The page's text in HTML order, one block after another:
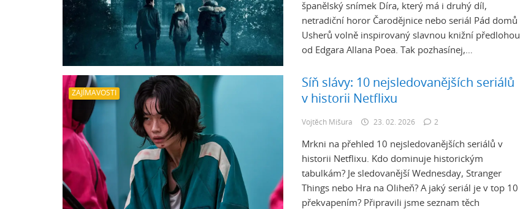
španělský snímek Díra, který má i druhý díl,
netradiční horor Čarodějnice nebo seriál Pád domů
Usherů volně inspirovaný slavnou knižní předlohou
od Edgara Allana Poea. Tak pozhasínej,…
ZAJÍMAVOSTI
Síň slávy: 10 nejsledovanějších seriálů
v historii Netflixu
Vojtěch Mišura 23. 02. 2026 2
Mrkni na přehled 10 nejsledovanějších seriálů v
historii Netflixu. Kdo dominuje historickým
tabulkám? Je sledovanější Wednesday, Stranger
Things nebo Hra na Oliheň? A jaký seriál je v top 10
překvapením? Připravili jsme seznam těch